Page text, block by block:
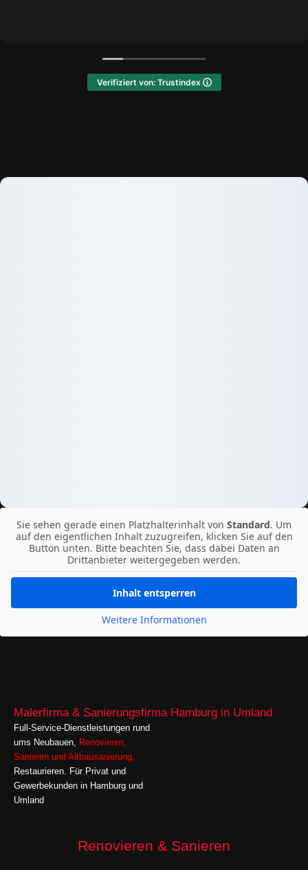
Verifiziert von: Trustindex
Sie sehen gerade einen Platzhalterinhalt von Standard. Um
auf den eigentlichen Inhalt zuzugreifen, klicken Sie auf den
Button unten. Bitte beachten Sie, dass dabei Daten an
Drittanbieter weitergegeben werden.
Inhalt entsperren
Weitere Informationen
Malerfirma & Sanierungsfirma Hamburg in Umland
Full-Service-Dienstleistungen rund
ums Neubauen, Renovieren
Sanieren und Altbausanierung,
Restaurieren. Für Privat und
Gewerbekunden in Hamburg und
Umland
Renovieren & Sanieren